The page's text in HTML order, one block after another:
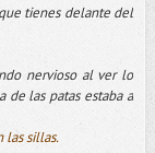
tienes delante del
nervioso al ver lo
de las patas estaba a
las sillas.